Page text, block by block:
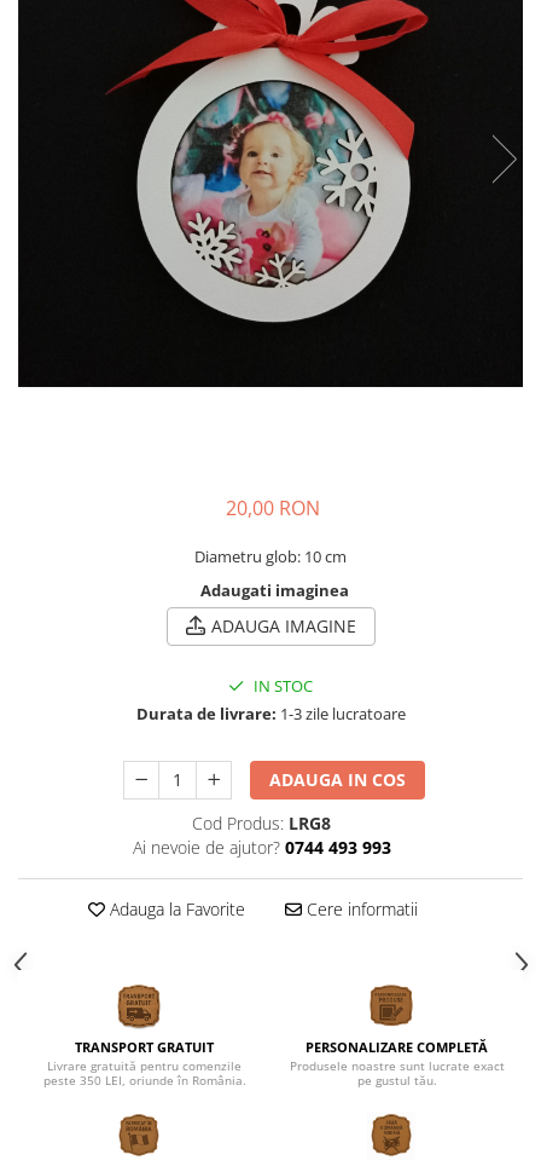
Pachete cadou Craciun
Decoratiuni Paste
Cadouri indragostiti
Scoala/Absolvire
20,00 RON
Diametru glob: 10 cm
Adaugati imaginea
ADAUGA IMAGINE
IN STOC
Durata de livrare: 1-3 zile lucratoare
ADAUGA IN COS
Cod Produs: LRG8
Ai nevoie de ajutor? 0744 493 993
Adauga la Favorite Cere informatii
TRANSPORT GRATUIT
Livrare gratuită pentru comenzile
peste 350 LEI, oriunde în România.
PERSONALIZARE COMPLETĂ
Produsele noastre sunt lucrate exact
pe gustul tău.